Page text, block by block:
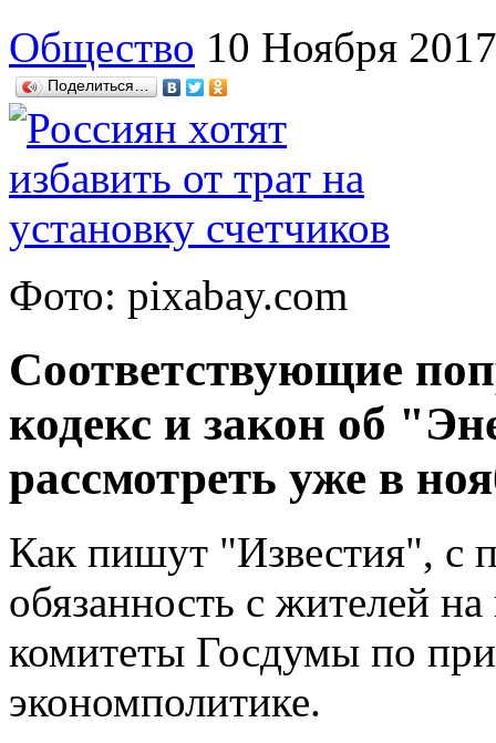
Общество 10 Ноября 2017
Поделиться…
Фото: pixabay.com
Соответствующие
кодекс и закон об
рассмотреть уже в
Как пишут "Известия", с
обязанность с жителей
комитеты Госдумы по
экономполитике.